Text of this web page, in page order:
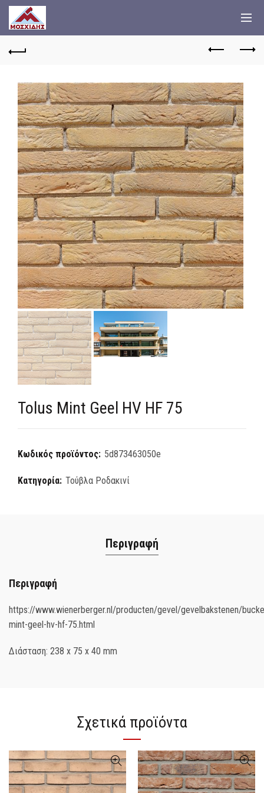
Tolus Mint Geel HV HF 75
Κωδικός προϊόντος: 5d873463050e
Κατηγορία: Τούβλα Ροδακινί
Περιγραφή
Περιγραφή
https://www.wienerberger.nl/producten/gevel/gevelbakstenen/
mint-geel-hv-hf-75.html
Διάσταση: 238 x 75 x 40 mm
Σχετικά προϊόντα